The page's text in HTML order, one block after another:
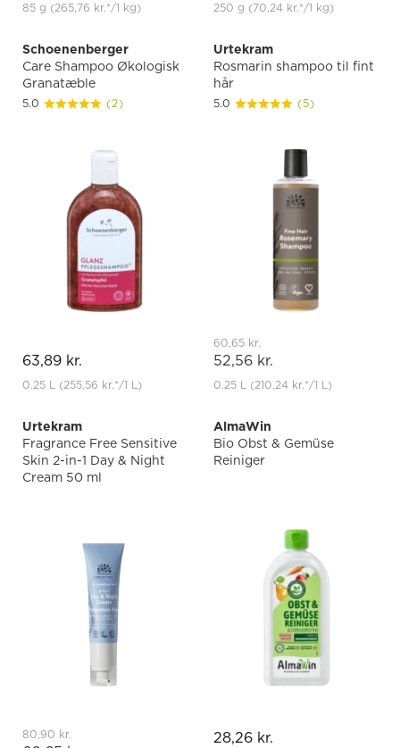
85 g (265,76 kr.*/1 kg) 250 g (70,24 kr.*/1 kg)
Schoenenberger
Care Shampoo Økologisk
Granatæble
5.0 (2)
63,89 kr.
0.25 L (255,56 kr.*/1 L)
Urtekram
Rosmarin shampoo til fint
hår
5.0 (5)
60,65 kr.
52,56 kr.
0.25 L (210,24 kr.*/1 L)
Urtekram
Fragrance Free Sensitive
Skin 2-in-1 Day & Night
Cream 50 ml
80,90 kr.
AlmaWin
Bio Obst & Gemüse
Reiniger
28,26 kr.